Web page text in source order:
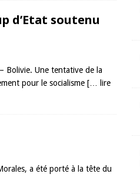
d’Etat soutenu
Bolivie. Une tentative de la
pour le socialisme [… lire
a été porté à la tête du